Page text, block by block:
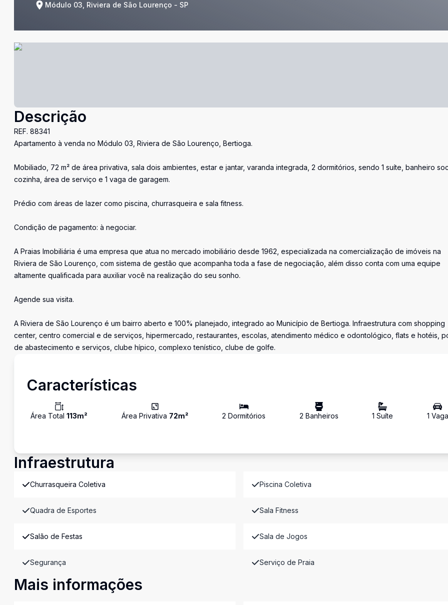
Módulo 03, Riviera de São Lourenço - SP
Descrição
REF. 88341
Apartamento à venda no Módulo 03, Riviera de São Lourenço, Bertioga.
Mobiliado, 72 m² de área privativa, sala dois ambientes, estar e jantar, varanda integrada, 2 dormitórios, sendo 1 suíte, banheiro
cozinha, área de serviço e 1 vaga de garagem.
Prédio com áreas de lazer como piscina, churrasqueira e sala fitness.
Condição de pagamento: à negociar.
A Praias Imobiliária é uma empresa que atua no mercado imobiliário desde 1962, especializada na comercialização de imóveis na
Riviera de São Lourenço, com sistema de gestão que acompanha toda a fase de negociação, além disso conta com uma equipe
altamente qualificada para auxiliar você na realização do seu sonho.
Agende sua visita.
A Riviera de São Lourenço é um bairro aberto e 100% planejado, integrado ao Município de Bertioga. Infraestrutura com shopping
center, centro comercial e de serviços, hipermercado, restaurantes, escolas, atendimento médico e odontológico, flats e hotéis,
de abastecimento e serviços, clube hípico, complexo tenístico, clube de golfe.
Características
Área Total 113m² Área Privativa 72m² 2 Dormitórios 2 Banheiros 1 Suíte 1 Vaga
Infraestrutura
Churrasqueira Coletiva Piscina Coletiva
Quadra de Esportes Sala Fitness
Salão de Festas Sala de Jogos
Segurança Serviço de Praia
Mais informações